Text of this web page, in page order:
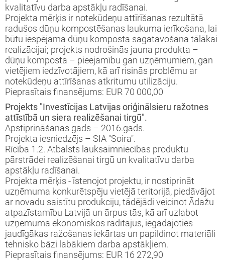
kvalitatīvu darba apstākļu radīšanai.
Projekta mērķis ir notekūdeņu attīrīšanas rezultātā
radušos dūņu kompostēšanas laukuma ierīkošana, lai
būtu iespējama dūņu komposta sagatavošana tālākai
realizācijai; projekts nodrošinās jauna produkta –
dūņu komposta – pieejamību gan uzņēmumiem, gan
vietējiem iedzīvotājiem, kā arī risinās problēmu ar
notekūdeņu attīrīšanas atkritumu utilizāciju.
Pieprasītais finansējums: EUR 70 000,00
Projekts "Investīcijas Latvijas oriģinālsieru ražotnes
attīstībā un siera realizēšanai tirgū".
Apstiprināšanas gads – 2016.gads.
Projekta iesniedzējs – SIA "Soira".
Rīcība 1.2. Atbalsts lauksaimniecības produktu
pārstrādei realizēšanai tirgū un kvalitatīvu darba
apstākļu radīšanai.
Projekta mērķis - īstenojot projektu, ir nostiprināt
uzņēmuma konkurētspēju vietējā teritorijā, piedāvājot
ar novadu saistītu produkciju, tādējādi veicinot Ādažu
atpazīstamību Latvijā un ārpus tās, kā arī uzlabot
uzņēmuma ekonomiskos rādītājus, iegādājoties
jaudīgākas ražošanas iekārtas un papildinot materiāli
tehnisko bāzi labākiem darba apstākļiem.
Pieprasītais finansējums: EUR 16 272,90
un rekvizīti
projekti
semināri
“LEADER pieejas īstenošana 2009-
(ELFLA)”
“LEADER pieejas īstenošana 2009-
(EZF)”
projekti
iesniegumu veidlapas
semināri
iesniegumu vērtēšanas rezultāti
apstiprinātie projekti